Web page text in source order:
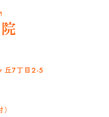
丘7丁目2-5